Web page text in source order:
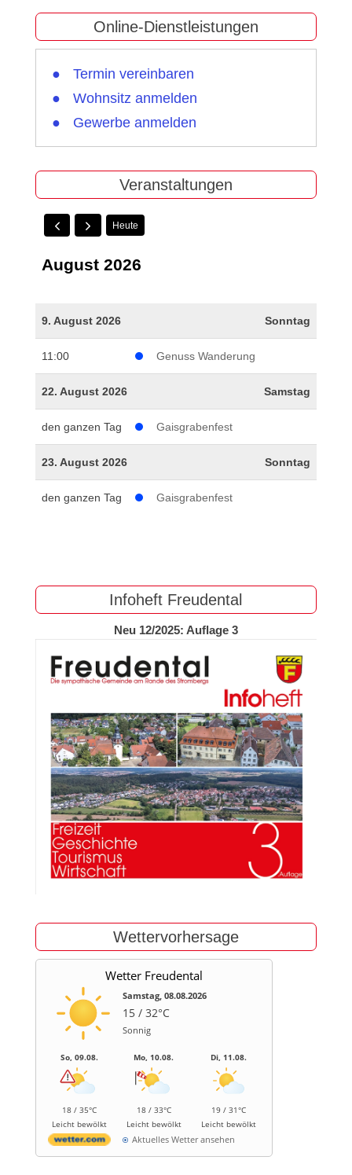
Online-Dienstleistungen
Termin vereinbaren
Wohnsitz anmelden
Gewerbe anmelden
Veranstaltungen
Heute
August 2026
9. August 2026 Sonntag
11:00 Genuss Wanderung
22. August 2026 Samstag
den ganzen Tag Gaisgrabenfest
23. August 2026 Sonntag
den ganzen Tag Gaisgrabenfest
Infoheft Freudental
Neu 12/2025: Auflage 3
Wettervorhersage
Wetter Freudental
Samstag, 08.08.2026
15 / 32°C
Sonnig
So, 09.08.
18 / 35°C
Leicht bewölkt
Mo, 10.08.
18 / 33°C
Leicht bewölkt
Di, 11.08.
19 / 31°C
Leicht bewölkt
Aktuelles Wetter ansehen